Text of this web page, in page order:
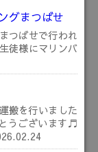
グまつばせ
つばせで行われ
徒様にマリンバ
搬を行いました
うございます♬